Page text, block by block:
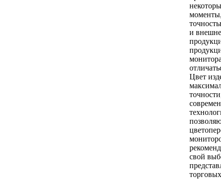
и
Цвет
свой